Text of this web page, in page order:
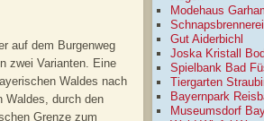
auf dem Burgenweg
zwei Varianten. Eine
Waldes nach
Waldes, durch den
Grenze zum
Modehaus
Gut Aiderbichl
Joska Kristall
Spielbank Bad
Tiergarten
Bayernpark
Museumsdorf